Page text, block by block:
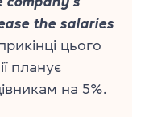
the salaries
цього
планує
на 5%.